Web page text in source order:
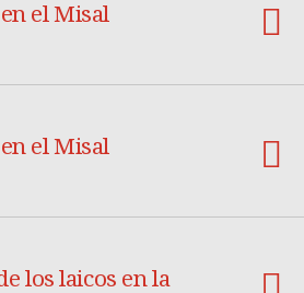
el Misal
el Misal
los laicos en la